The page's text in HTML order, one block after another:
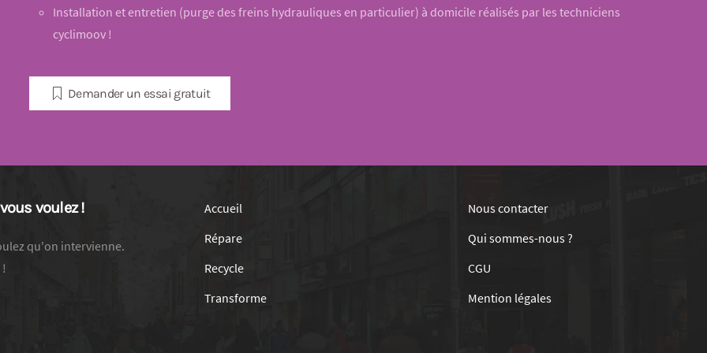
Installation et entretien (purge des freins hydrauliques en particulier) à domicile réalisés par les techniciens
cyclimoov !
Demander un essai gratuit
voulez !
qu'on intervienne.
Accueil
Répare
Recycle
Transforme
Nous contacter
Qui sommes-nous ?
CGU
Mention légales